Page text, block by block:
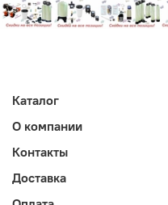
Каталог
О компании
Контакты
Доставка